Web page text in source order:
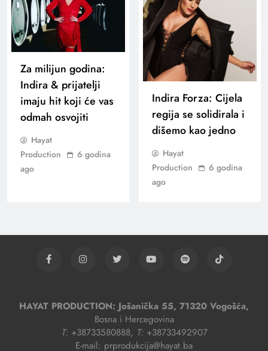
Za milijun godina:
Indira & prijatelji
imaju hit koji će vas
odmah osvojiti
Hayat
Production
6 godina
ago
Indira Forza: Cijela
regija se solidirala i
dišemo kao jedno
Hayat
Production
6 godina
ago
HAYAT PRODUCTION: Jošanička 55, 71320 Vogošća,
Bosna i Hercegovina
T:+38733580888, T:+38733492907
E-mail: prprodukcija@hayat.ba